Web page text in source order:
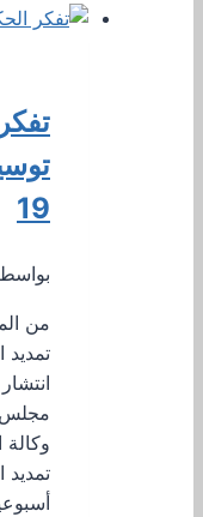
19
من
تمديد
مجلس
وكالة
تمديد